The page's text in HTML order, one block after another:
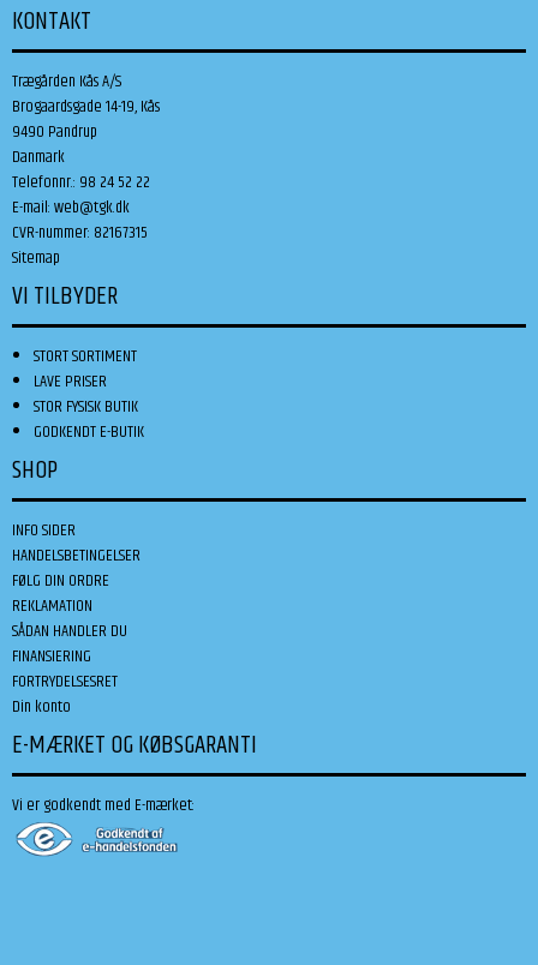
KONTAKT
Trægården Kås A/S
Brogaardsgade 14-19, Kås
9490 Pandrup
Danmark
Telefonnr.: 98 24 52 22
E-mail:web@tgk.dk
CVR-nummer: 82167315
Sitemap
VI TILBYDER
STORT SORTIMENT
LAVE PRISER
STOR FYSISK BUTIK
GODKENDT E-BUTIK
SHOP
INFO SIDER
HANDELSBETINGELSER
FØLG DIN ORDRE
REKLAMATION
SÅDAN HANDLER DU
FINANSIERING
FORTRYDELSESRET
Din konto
E-MÆRKET OG KØBSGARANTI
Vi er godkendt med E-mærket: